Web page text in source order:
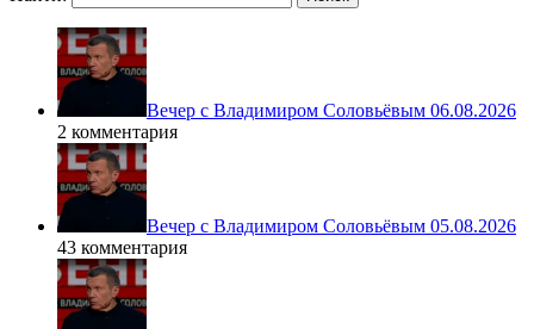
Вечер с Владимиром Соловьёвым 06.08.2026
2 комментария
Вечер с Владимиром Соловьёвым 05.08.2026
43 комментария